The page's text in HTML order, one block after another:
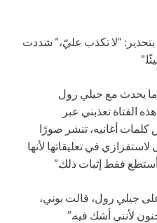
“لا تكذب عليّ،” شددت
ما يحدث مع جيلي رول
الفتاة تعذبني عبر
كلمات أغانيه، تنشر صورًا
في تعليقاتها لأنها
فقط إثبات ذلك.”
جيلي رول، قالت بوني،
لأنني أشك فيه.”